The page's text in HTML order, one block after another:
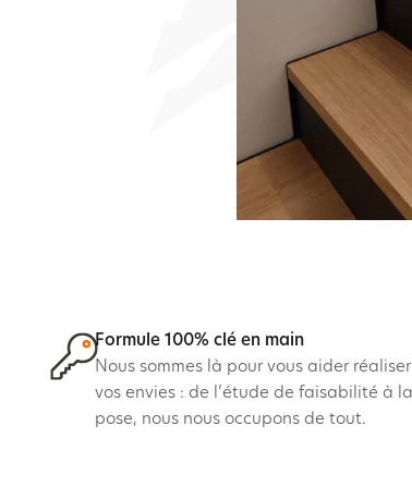
Formule 100% clé en main
Nous sommes là pour vous aider réaliser
vos envies : de l’étude de faisabilité à la
pose, nous nous occupons de tout.